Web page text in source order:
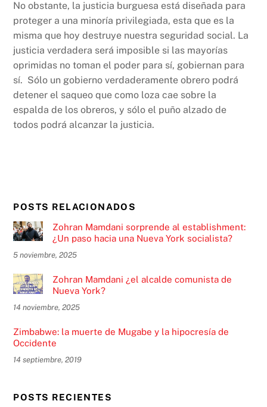
No obstante, la justicia burguesa está diseñada para
proteger a una minoría privilegiada, esta que es la
misma que hoy destruye nuestra seguridad social. La
justicia verdadera será imposible si las mayorías
oprimidas no toman el poder para sí, gobiernan para
sí. Sólo un gobierno verdaderamente obrero podrá
detener el saqueo que como loza cae sobre la
espalda de los obreros, y sólo el puño alzado de
todos podrá alcanzar la justicia.
POSTS RELACIONADOS
Zohran Mamdani sorprende al establishment:
¿Un paso hacia una Nueva York socialista?
5 noviembre, 2025
Zohran Mamdani ¿el alcalde comunista de
Nueva York?
14 noviembre, 2025
Zimbabwe: la muerte de Mugabe y la hipocresía de
Occidente
14 septiembre, 2019
POSTS RECIENTES